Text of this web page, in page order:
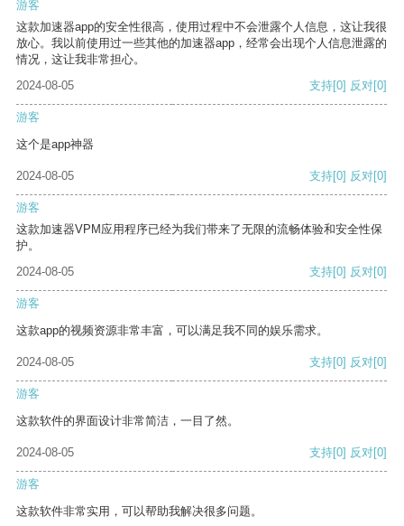
游客
这款加速器app的安全性很高，使用过程中不会泄露个人信息，这让我很
放心。我以前使用过一些其他的加速器app，经常会出现个人信息泄露的
情况，这让我非常担心。
2024-08-05
支持[0] 反对[0]
游客
这个是app神器
2024-08-05 支持[0] 反对[0]
游客
这款加速器VPM应用程序已经为我们带来了无限的流畅体验和安全性保
护。
2024-08-05
支持[0] 反对[0]
游客
这款app的视频资源非常丰富，可以满足我不同的娱乐需求。
2024-08-05 支持[0] 反对[0]
游客
这款软件的界面设计非常简洁，一目了然。
2024-08-05 支持[0] 反对[0]
游客
这款软件非常实用，可以帮助我解决很多问题。